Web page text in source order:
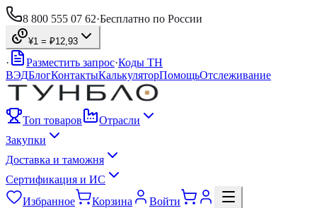
8 800 555 07 62·Бесплатно по России
¥1 = ₽12,93
· Разместить запрос·Коды ТН
ВЭДБлогКонтактыКалькуляторПомощьОтслеживание
Топ товаров
Отрасли
Закупки
Доставка и таможня
Сертификация и ИС
Избранное
Корзина
Войти